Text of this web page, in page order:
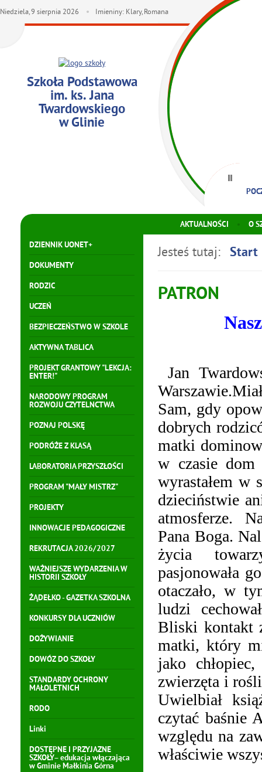
Szkoła Podstawowa
im. ks. Jana
Twardowskiego
w Glinie
Niedziela, 9 sierpnia 2026 Imieniny: Klary, Romana
AKTUALNOŚCI O
DZIENNIK UONET+
DOKUMENTY
RODZIC
UCZEŃ
BEZPIECZEŃSTWO W SZKOLE
AKTYWNA TABLICA
PROJEKT GRANTOWY "LEKCJA:
ENTER!"
NARODOWY PROGRAM
ROZWOJU CZYTELNCTWA
POZNAJ POLSKĘ
PODRÓŻE Z KLASĄ
LABORATORIA PRZYSZŁOŚCI
PROGRAM "MAŁY MISTRZ"
PROJEKTY
INNOWACJE PEDAGOGICZNE
REKRUTACJA 2026/2027
WAŻNIEJSZE WYDARZENIA W
HISTORII SZKOŁY
ŻĄDEŁKO - GAZETKA SZKOLNA
KONKURSY DLA UCZNIÓW
DOŻYWIANIE
DOWÓZ DO SZKOŁY
STANDARDY OCHRONY
MAŁOLETNICH
RODO
Linki
DOSTĘPNE I PRZYJAZNE
SZKOŁY– edukacja włączająca
w Gminie Małkinia Górna
Jesteś tutaj: Start
PATRON
Jan
Sam, gdy
dobrych
matki
w czasie
wyrastałem w
dzieciństwie
atmosferze.
Pana Boga.
życia
pasjonowała
otaczało, w
ludzi
Bliski kontakt
matki, który
jako
zwierzęta i
Uwielbiał
czytać baśnie
względu na
właściwie